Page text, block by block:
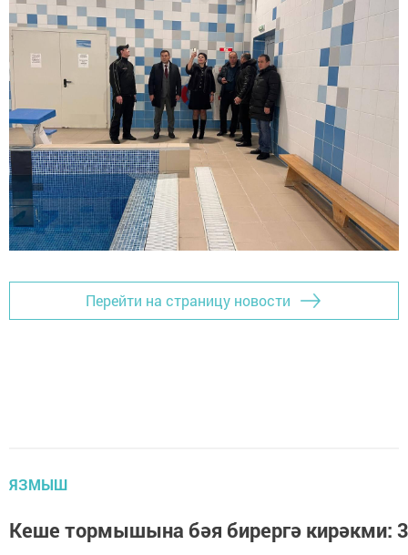
Перейти на страницу новости
ЯЗМЫШ
Кеше тормышына бәя бирергә кирәкми: